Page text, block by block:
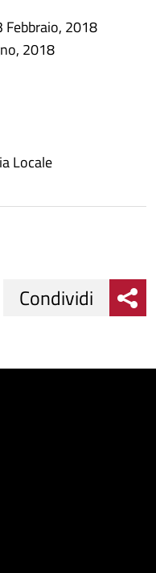
Febbraio, 2018
2018
Locale
su
Condividi
Condividi